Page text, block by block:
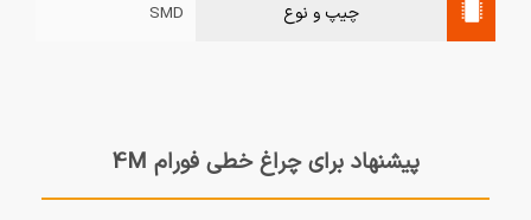
چیپ و نوع SMD
پیشنهاد برای چراغ خطی فورام 4M